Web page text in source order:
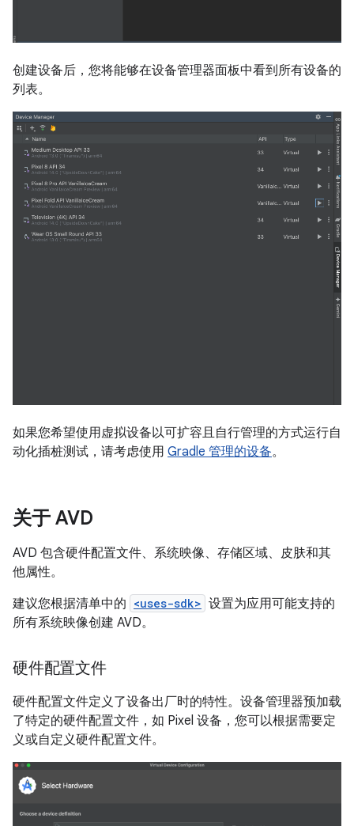
创建设备后，您将能够在设备管理器面板中看到所有设备的
列表。
如果您希望使用虚拟设备以可扩容且自行管理的方式运行自
动化插桩测试，请考虑使用 Gradle 管理的设备。
关于 AVD
AVD 包含硬件配置文件、系统映像、存储区域、皮肤和其
他属性。
建议您根据清单中的 <uses-sdk> 设置为应用可能支持的
所有系统映像创建 AVD。
硬件配置文件
硬件配置文件定义了设备出厂时的特性。设备管理器预加载
了特定的硬件配置文件，如 Pixel 设备，您可以根据需要定
义或自定义硬件配置文件。